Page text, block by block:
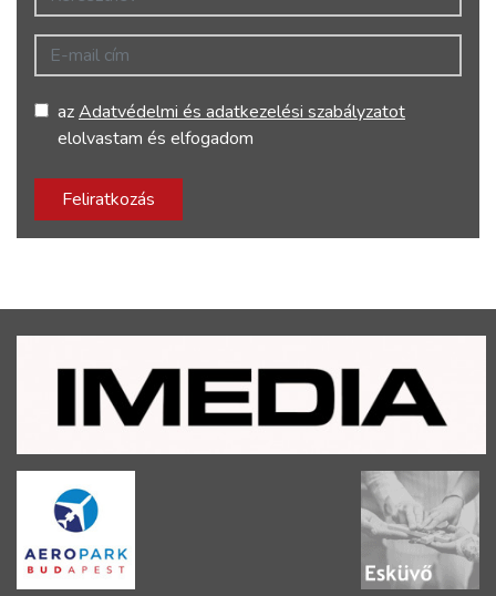
E-mail cím
azAdatvédelmi és adatkezelési szabályzatot
elolvastam és elfogadom
Feliratkozás